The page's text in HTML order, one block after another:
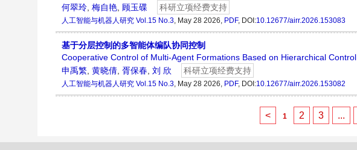
何翠玲, 梅自艳, 顾玉碟 科研立项经费支持
人工智能与机器人研究 Vol.15 No.3, May 28 2026, PDF, DOI:10.12677/airr.2026.153083
基于分层控制的多智能体编队协同控制
Cooperative Control of Multi-Agent Formations Based on Hierarchical Control
申禹繁, 黄晓倩, 胥保春, 刘 欣 科研立项经费支持
人工智能与机器人研究 Vol.15 No.3, May 28 2026, PDF, DOI:10.12677/airr.2026.153082
< 1 2 3 ...